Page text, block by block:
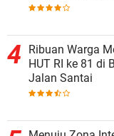
Ribuan Warga
HUT RI ke 81 di
Jalan Santai